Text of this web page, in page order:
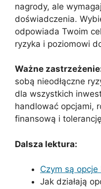
nagrody, ale
doświadczenia.
odpowiada Twoim
ryzyka i poziomowi
Ważne
sobą nieodłączne
dla wszystkich
handlować opcjami,
finansową i
Dalsza lektura:
Czym są opcje
Jak działają